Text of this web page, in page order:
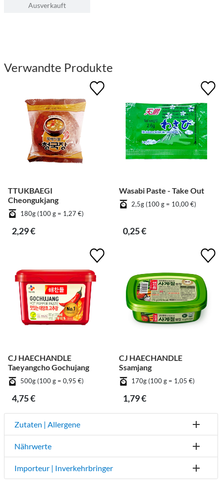
Ausverkauft
Verwandte Produkte
TTUKBAEGI
Cheongukjang
180g (100 g = 1,27 €)
2,29 €
Wasabi Paste - Take Out
2,5g (100 g = 10,00 €)
0,25 €
CJ HAECHANDLE
Taeyangcho Gochujang
500g (100 g = 0,95 €)
4,75 €
CJ HAECHANDLE
Ssamjang
170g (100 g = 1,05 €)
1,79 €
Zutaten | Allergene
Nährwerte
Importeur | Inverkehrbringer